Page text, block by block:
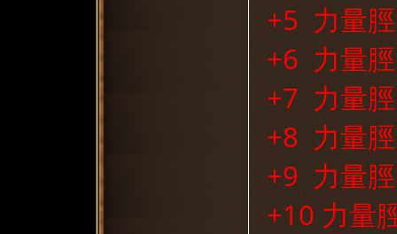
+5 力量
+6 力量
+7 力量
+8 力量
+9 力量
+10 力量